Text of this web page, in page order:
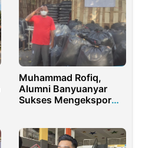
Muhammad Rofiq,
Alumni Banyuanyar
Sukses Mengekspor